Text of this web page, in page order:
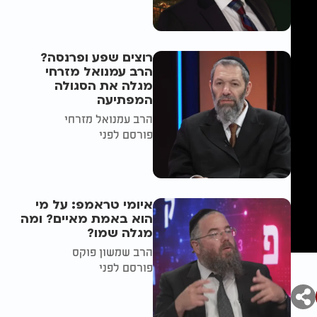
רוצים שפע ופרנסה?
הרב עמנואל מזרחי
מגלה את הסגולה
המפתיעה
הרב עמנואל מזרחי
פורסם לפני
איומי טראמפ: על מי
הוא באמת מאיים? ומה
מגלה שמו?
הרב שמשון פוקס
פורסם לפני